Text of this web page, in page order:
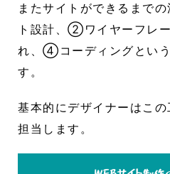
またサイトができるまで
ト設計、②ワイヤーフレ
れ、④コーディングとい
す。
基本的にデザイナーはこ
担当します。